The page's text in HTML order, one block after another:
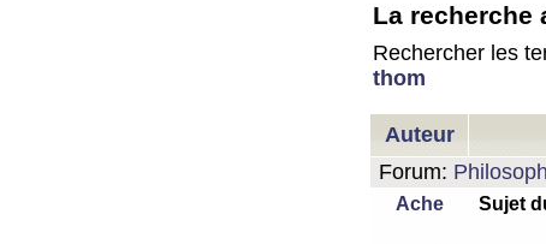
La recherche
Rechercher les
thom
Auteur
Forum:
Ache Sujet